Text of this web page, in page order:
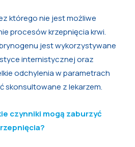
którego nie jest możliwe
procesów krzepnięcia krwi.
jest wykorzystywane
internistycznej oraz
odchylenia w parametrach
skonsultowane z lekarzem.
czynniki mogą zaburzyć